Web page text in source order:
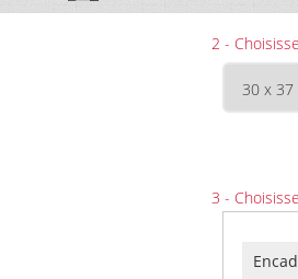
2 -
3 -